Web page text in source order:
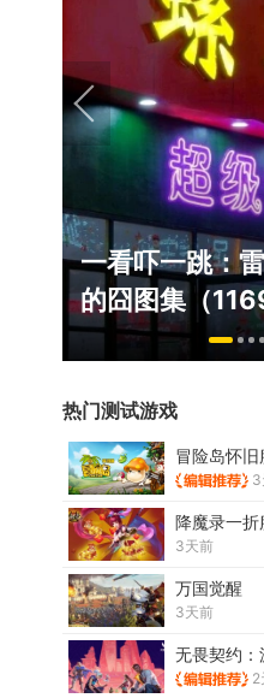
绅士日报：国
服依旧活得滋
太诱人
热门测试游戏
冒险岛怀旧
3
降魔录一折
3天前
万国觉醒
3天前
2